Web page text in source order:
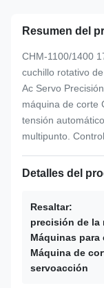
Resumen del
CHM-1100/1400
cuchillo rotativo
Ac Servo
máquina de corte
tensión
multipunto. Control
Detalles del
Resaltar:
precisión de la
Máquinas para
Máquina de
servoacción